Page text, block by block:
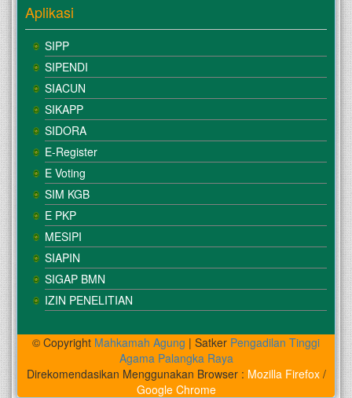
Aplikasi
SIPP
SIPENDI
SIACUN
SIKAPP
SIDORA
E-Register
E Voting
SIM KGB
E PKP
MESIPI
SIAPIN
SIGAP BMN
IZIN PENELITIAN
© Copyright Mahkamah Agung | Satker Pengadilan Tinggi
Agama Palangka Raya
Direkomendasikan Menggunakan Browser : Mozilla Firefox/
Google Chrome